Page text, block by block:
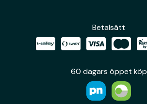
Betalsätt
60 dagars öppet köp